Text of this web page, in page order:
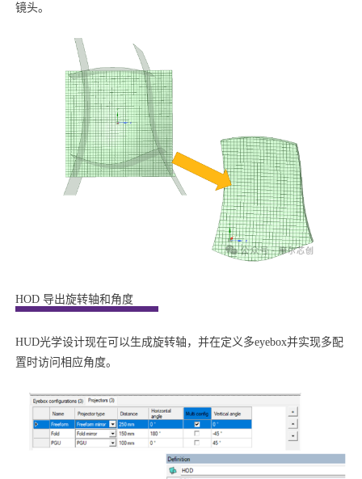
镜头。
HOD 导出旋转轴和角度
HUD光学设计现在可以生成旋转轴，并在定义多eyebox并实现多配
置时访问相应角度。